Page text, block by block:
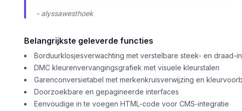
- alyssawesthoek
Belangrijkste geleverde functies
Borduurklosjesverwachting met verstelbare steek- en draad-
DMC kleurenvervangingsgrafiek met visuele kleurstalen
Garenconversietabel met merkenkruisverwijzing en
Doorzoekbare en gepagineerde interfaces
Eenvoudige in te voegen HTML-code voor CMS-integratie